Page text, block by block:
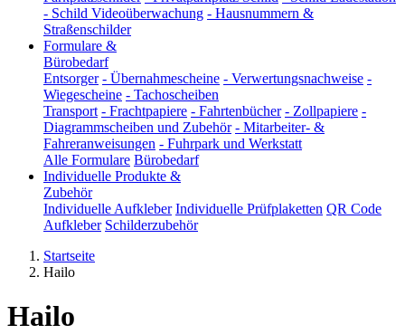
- Schild Videoüberwachung - Hausnummern &
Straßenschilder
Formulare &
Bürobedarf
Entsorger - Übernahmescheine - Verwertungsnachweise -
Wiegescheine - Tachoscheiben
Transport - Frachtpapiere - Fahrtenbücher - Zollpapiere -
Diagrammscheiben und Zubehör - Mitarbeiter- &
Fahreranweisungen - Fuhrpark und Werkstatt
Alle Formulare Bürobedarf
Individuelle Produkte &
Zubehör
Individuelle Aufkleber Individuelle Prüfplaketten QR Code
Aufkleber Schilderzubehör
Startseite
Hailo
Hailo